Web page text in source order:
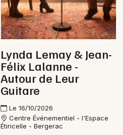
Mon email
Lynda Lemay & Jean-
Félix Lalanne -
Autour de Leur
Guitare
Le 16/10/2026
Centre Événementiel - l'Espace
Étincelle - Bergerac